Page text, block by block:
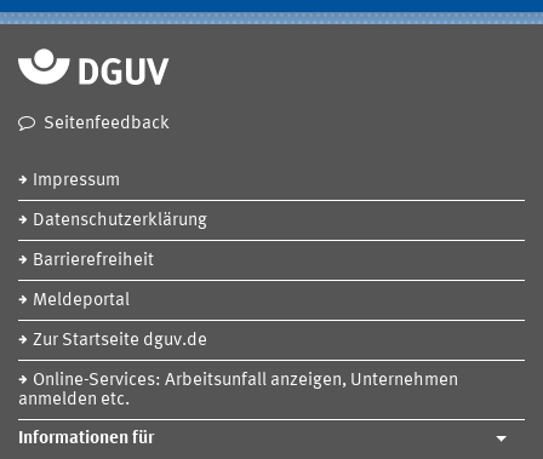
Seitenfeedback
Impressum
Datenschutzerklärung
Barrierefreiheit
Meldeportal
Zur Startseite dguv.de
Online-Services: Arbeitsunfall anzeigen, Unternehmen
anmelden etc.
Informationen für